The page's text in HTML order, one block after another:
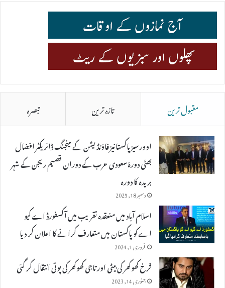
مقبول ترین تازہ ترین تبصرہ
اوورسیز پاکستانیز فاؤنڈیشن کے مینجنگ ڈائریکٹر افضال
بھٹی دورۂ سعودی عرب کے دوران قصیم ریجن کے شہر
بریدہ کا دورہ
دسمبر 18, 2025
اسلام آباد میں منعقدہ تقریب میں آکسفورڈ اے کیو
اے کو پاکستان میں متعارف کرانے کا اعلان کر دیا
فروری 1, 2024
فرخ کھوکھر کی بیٹی اور تاجی کھوکھر کی پوتی انتقال کر گئی
جنوری 14, 2023